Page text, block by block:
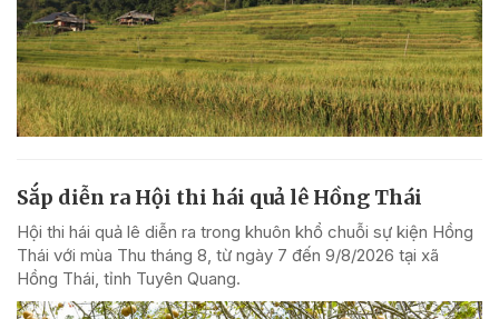
Sắp diễn ra Hội thi hái quả lê Hồng Thái
Hội thi hái quả lê diễn ra trong khuôn khổ chuỗi sự kiện Hồng
Thái với mùa Thu tháng 8, từ ngày 7 đến 9/8/2026 tại xã
Hồng Thái, tỉnh Tuyên Quang.